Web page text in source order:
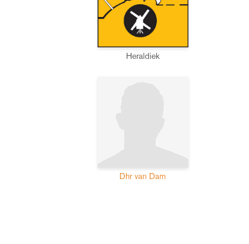
Heraldiek
Dhr van Dam